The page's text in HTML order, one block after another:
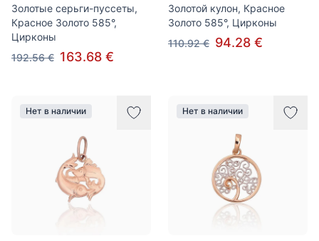
Золотые серьги-пуссеты,
Красное Золото 585°,
Цирконы
192.56 € 163.68 €
Золотой кулон, Красное
Золото 585°, Цирконы
110.92 € 94.28 €
Нет в наличии Нет в наличии